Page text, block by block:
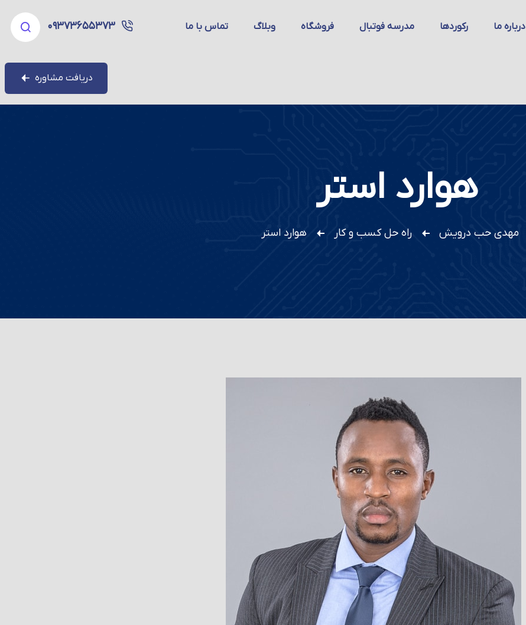
درباره ما رکوردها مدرسه فوتبال فروشگاه وبلاگ تماس با ما ۰۹۳۷۳۶۵۵۳۷۳
دریافت مشاوره
هوارد استر
مهدی حب درویش راه حل کسب و کار هوارد استر